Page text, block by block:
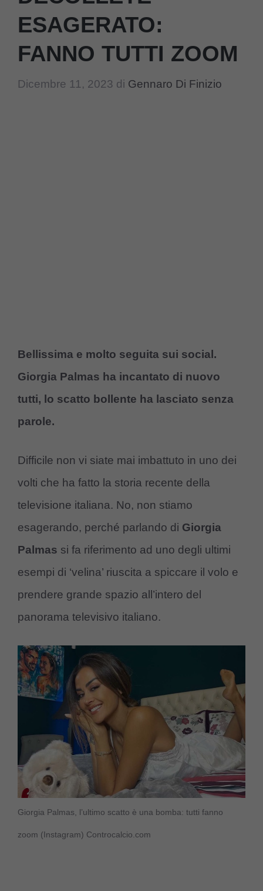
ESAGERATO:
FANNO TUTTI ZOOM
Dicembre 11, 2023 di Gennaro Di Finizio
Bellissima e molto seguita sui social.
Giorgia Palmas ha incantato di nuovo
tutti, lo scatto bollente ha lasciato senza
parole.
Difficile non vi siate mai imbattuto in uno dei
volti che ha fatto la storia recente della
televisione italiana. No, non stiamo
esagerando, perché parlando di Giorgia
Palmas si fa riferimento ad uno degli ultimi
esempi di ‘velina’ riuscita a spiccare il volo e
prendere grande spazio all’intero del
panorama televisivo italiano.
Giorgia Palmas, l’ultimo scatto è una bomba: tutti fanno
zoom (Instagram) Controcalcio.com